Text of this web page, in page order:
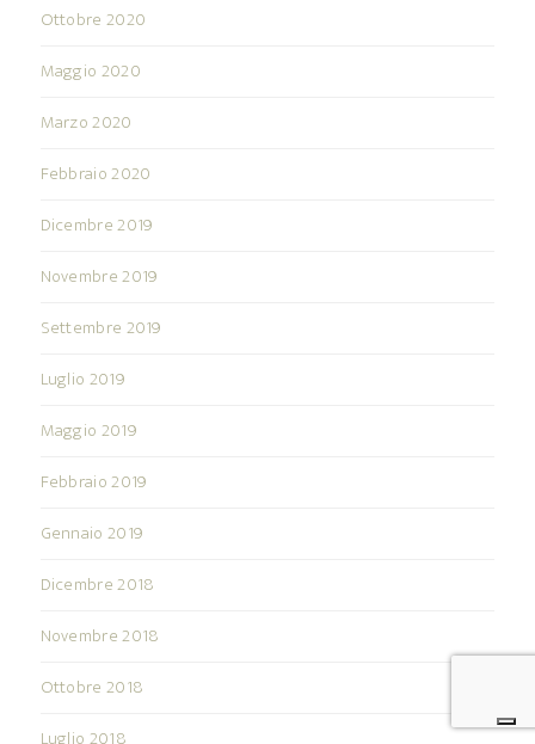
Ottobre 2020
Maggio 2020
Marzo 2020
Febbraio 2020
Dicembre 2019
Novembre 2019
Settembre 2019
Luglio 2019
Maggio 2019
Febbraio 2019
Gennaio 2019
Dicembre 2018
Novembre 2018
Ottobre 2018